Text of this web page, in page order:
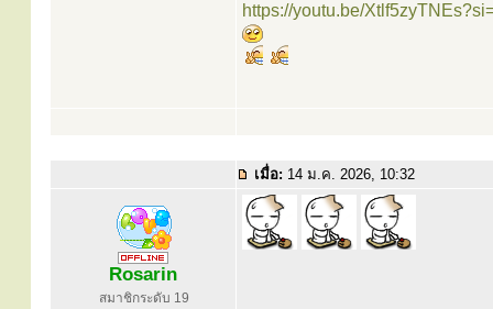
https://youtu.be/
เมื่อ: 14 ม.ค. 2026, 10:32
Rosarin
สมาชิกระดับ 19